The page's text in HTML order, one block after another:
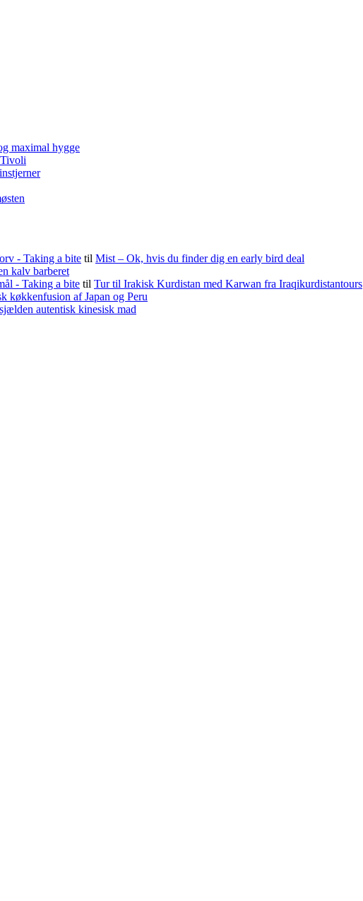
maximal hygge
- Taking a bite til Mist – Ok, hvis du finder dig en early bird deal
kalv barberet
- Taking a bite til Tur til Irakisk Kurdistan med Karwan fra Iraqikurdistantours
køkkenfusion af Japan og Peru
autentisk kinesisk mad